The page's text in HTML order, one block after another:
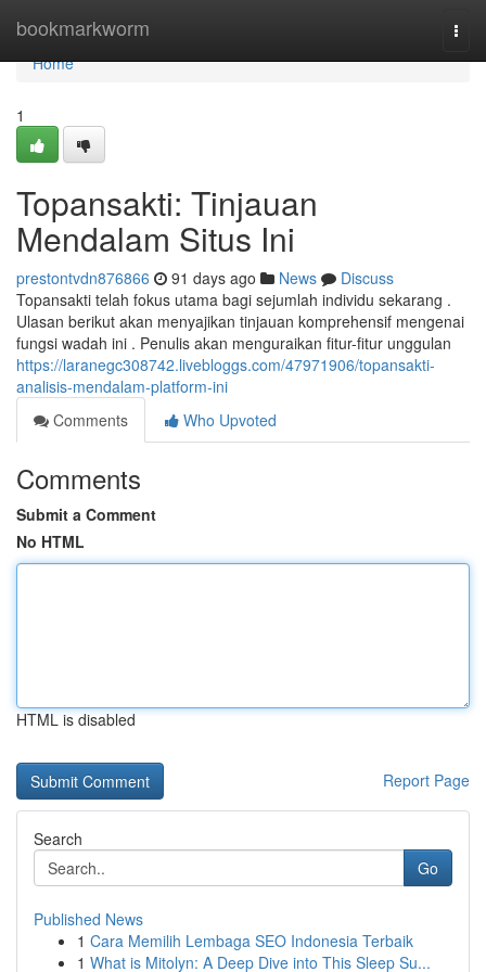
bookmarkworm
Home
Home
1
Topansakti: Tinjauan
Mendalam Situs Ini
prestontvdn876866 91 days ago News
Discuss
Topansakti telah fokus utama bagi sejumlah individu sekarang .
Ulasan berikut akan menyajikan tinjauan komprehensif mengenai
fungsi wadah ini . Penulis akan menguraikan fitur-fitur unggulan
https://laranegc308742.livebloggs.com/47971906/topansakti-
analisis-mendalam-platform-ini
Comments
Who Upvoted
Comments
Submit a Comment
No HTML
HTML is disabled
Report Page
Search
Go
Published News
1 Cara Memilih Lembaga SEO Indonesia Terbaik
1 What is Mitolyn: A Deep Dive into This Sleep Su...